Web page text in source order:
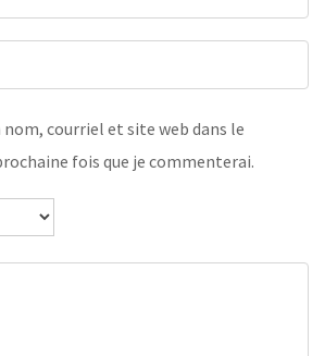
courriel et site web dans le
fois que je commenterai.